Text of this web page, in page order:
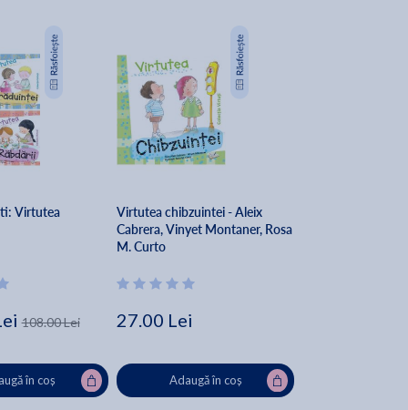
Virtutea
108.00 Lei
în coș
Virtutea chibzuintei - Aleix
Cabrera, Vinyet Montaner, Rosa
M. Curto
27.00 Lei
Adaugă în coș